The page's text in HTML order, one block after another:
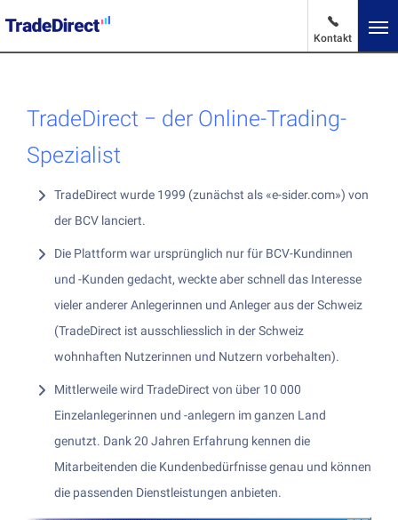
Kontakt
Marktnachrichten
Produkte und Dienstleistungen
Produkte und Dienstleistungen
Aktien kaufen
ETF kaufen
In Gold investieren
Online-Trading-Plattform und -App
Über uns
Kunde werden
Kunde werden
Kunde werden > Dokumente
TradeDirect − der Online-Trading-
Spezialist
TradeDirect wurde 1999 (zunächst als «e-sider.com») von
der BCV lanciert.
Die Plattform war ursprünglich nur für BCV-Kundinnen
und -Kunden gedacht, weckte aber schnell das Interesse
vieler anderer Anlegerinnen und Anleger aus der Schweiz
(TradeDirect ist ausschliesslich in der Schweiz
wohnhaften Nutzerinnen und Nutzern vorbehalten).
Mittlerweile wird TradeDirect von über 10 000
Einzelanlegerinnen und -anlegern im ganzen Land
genutzt. Dank 20 Jahren Erfahrung kennen die
Mitarbeitenden die Kundenbedürfnisse genau und können
die passenden Dienstleistungen anbieten.